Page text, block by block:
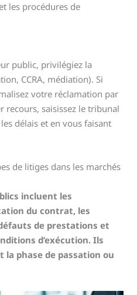
les procédures de
public, privilégiez la
CCRA, médiation). Si
votre réclamation par
recours, saisissez le tribunal
délais et en vous faisant
de litiges dans les marchés
incluent les
du contrat, les
de prestations et
d’exécution. Ils
phase de passation ou